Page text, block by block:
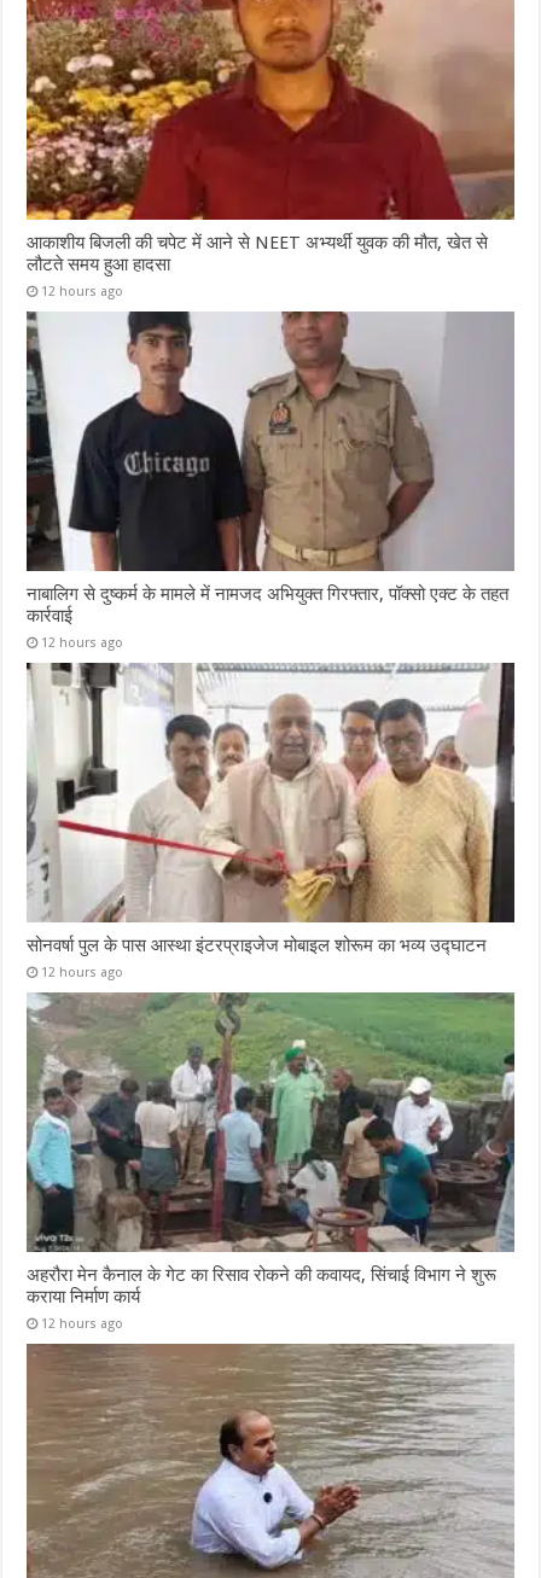
आकाशीय बिजली की चपेट में आने से NEET अभ्यर्थी युवक की मौत, खेत से
लौटते समय हुआ हादसा
12 hours ago
नाबालिग से दुष्कर्म के मामले में नामजद अभियुक्त गिरफ्तार, पॉक्सो एक्ट के तहत
कार्रवाई
12 hours ago
सोनवर्षा पुल के पास आस्था इंटरप्राइजेज मोबाइल शोरूम का भव्य उद्घाटन
12 hours ago
अहरौरा मेन कैनाल के गेट का रिसाव रोकने की कवायद, सिंचाई विभाग ने शुरू
कराया निर्माण कार्य
12 hours ago